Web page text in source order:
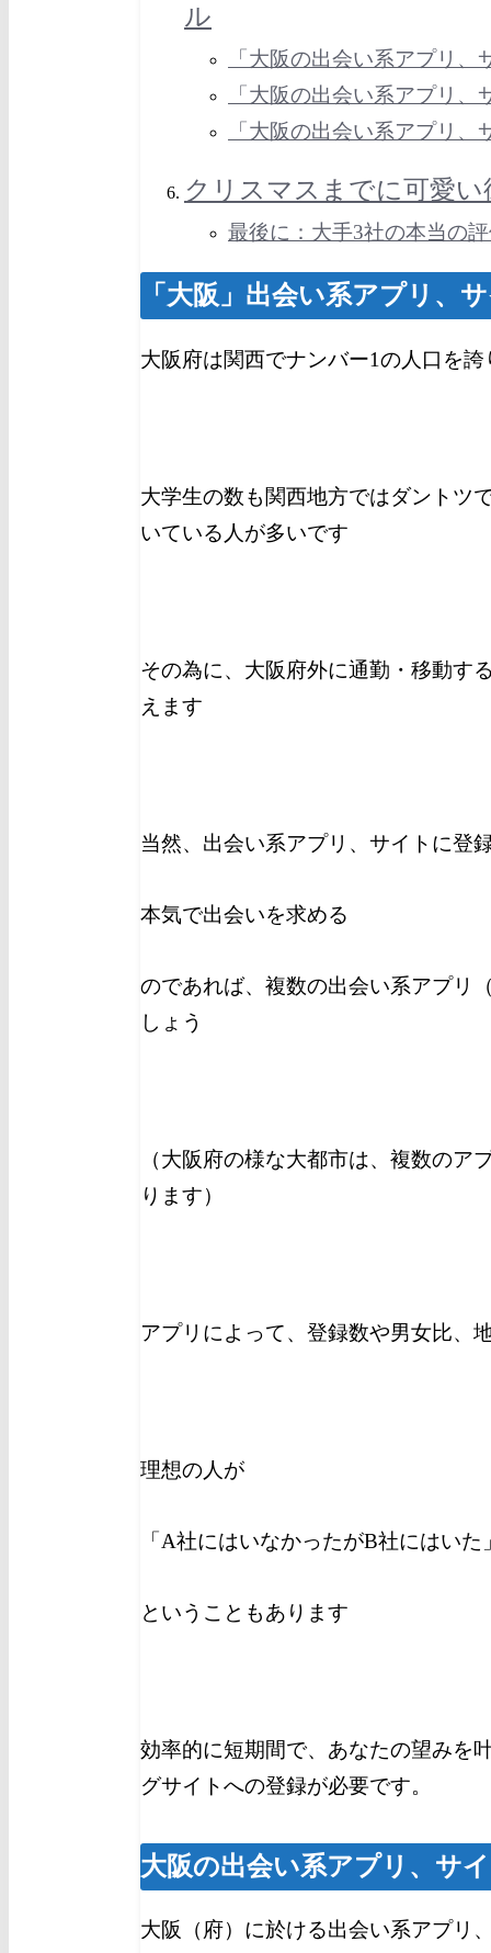
ル
「大阪の出会い系アプリ
「大阪の出会い系アプリ
「大阪の出会い系アプリ
クリスマスまでに可愛い
最後に：大手3社の本当の
「大阪」出会い系アプリ、
大阪府は関西でナンバー1の人口を誇
大学生の数も関西地方ではダントツ
いている人が多いです
その為に、大阪府外に通勤・移動す
えます
当然、出会い系アプリ、サイトに登
本気で出会いを求める
のであれば、複数の出会い系アプリ
しょう
（大阪府の様な大都市は、複数のア
ります）
アプリによって、登録数や男女比、
理想の人が
「A社にはいなかったがB社にはいた
ということもあります
効率的に短期間で、あなたの望みを
グサイトへの登録が必要です。
大阪の出会い系アプリ、サ
大阪（府）に於ける出会い系アプリ